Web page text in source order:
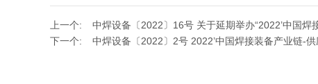
上一个:
中焊设备〔2022〕16号 关于延期举办“2022’中国
下一个:
中焊设备〔2022〕2号 2022’中国焊接装备产业链-供